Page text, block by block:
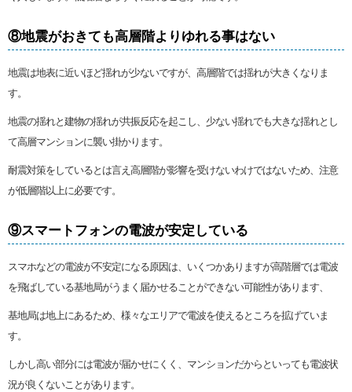
⑧地震がおきても高層階よりゆれる事はない
地震は地表に近いほど揺れが少ないですが、高層階では揺れが大きくなりま
す。
地震の揺れと建物の揺れが共振反応を起こし、少ない揺れでも大きな揺れとし
て高層マンションに襲い掛かります。
耐震対策をしているとは言え高層階が影響を受けないわけではないため、注意
が低層階以上に必要です。
⑨スマートフォンの電波が安定している
スマホなどの電波が不安定になる原因は、いくつかありますが高階層では電波
を飛ばしている基地局がうまく届かせることができない可能性があります、
基地局は地上にあるため、様々なエリアで電波を使えるところを拡げていま
す。
しかし高い部分には電波が届かせにくく、マンションだからといっても電波状
況が良くないことがあります。